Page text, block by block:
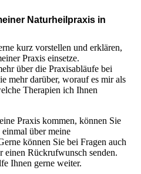
Naturheilpraxis in
kurz vorstellen und erklären,
Praxis einsetze.
über die Praxisabläufe bei
mehr darüber, worauf es mir als
Therapien ich Ihnen
Praxis kommen, können Sie
über meine
können Sie bei Fragen auch
einen Rückrufwunsch senden.
Ihnen gerne weiter.